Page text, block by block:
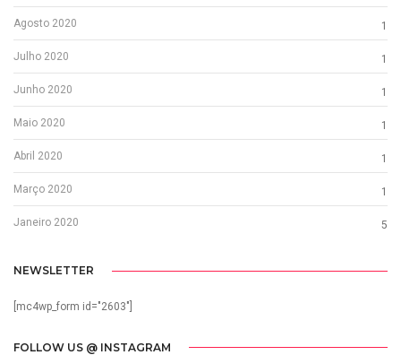
Agosto 2020 1
Julho 2020 1
Junho 2020 1
Maio 2020 1
Abril 2020 1
Março 2020 1
Janeiro 2020 5
NEWSLETTER
[mc4wp_form id="2603"]
FOLLOW US @ INSTAGRAM